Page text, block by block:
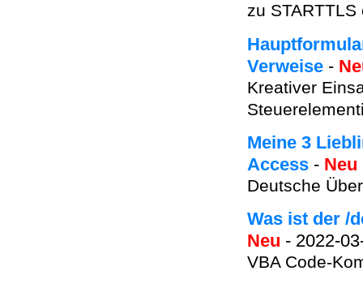
zu STARTTLS
Verweise -
Kreativer
Meine 3
Access - Neu
Deutsche
Was ist der /
Neu - 2022-
VBA Code-